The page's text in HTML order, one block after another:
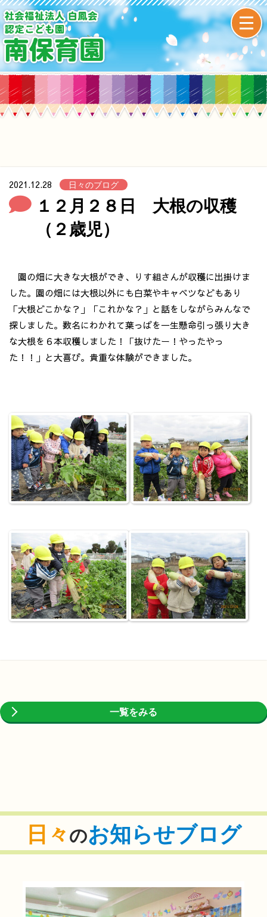
2021.12.28 日々のブログ
１２月２８日 大根の収穫
（２歳児）
園の畑に大きな大根ができ、りす組さんが収穫に出掛けま
した。園の畑には大根以外にも白菜やキャベツなどもあり
「大根どこかな？」「これかな？」と話をしながらみんなで
探しました。数名にわかれて葉っぱを一生懸命引っ張り大き
な大根を６本収穫しました！「抜けたー！やったやっ
た！！」と大喜び。貴重な体験ができました。
一覧をみる
日々 のお知らせブログ